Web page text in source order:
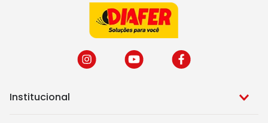
Institucional